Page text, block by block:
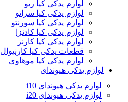
لوازم یدکی کیا ریو
لوازم یدکی کیا سراتو
لوازم یدکی کیا سورنتو
لوازم یدکی کیا کادنزا
لوازم یدکی کیا کارنز
قطعات یدکی کیا کارنیوال
لوازم یدکی کیا موهاوی
لوازم یدکی هیوندای
لوازم یدکی هیوندای i10
لوازم یدکی هیوندای i20